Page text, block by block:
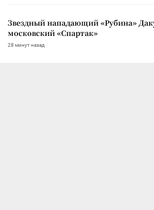
Звездный нападающий «Рубина»
московский «Спартак»
28 минут назад